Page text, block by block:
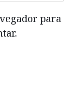
para